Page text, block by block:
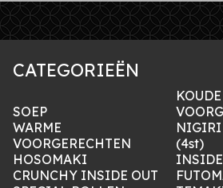
CATEGORIEËN
SOEP
KOUDE
WARME
VOORGERECHTEN
(4st)
HOSOMAKI
CRUNCHY INSIDE OUT